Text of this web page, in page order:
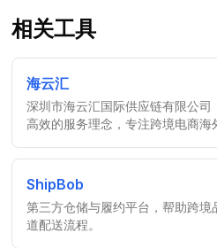
相关工具
海云汇
深圳市海云汇国际供应链有限公司
高效的服务理念，专注跨境电商海
ShipBob
第三方仓储与履约平台，帮助跨
道配送流程。